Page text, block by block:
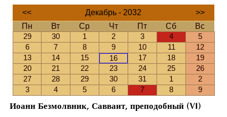
<< Декабрь - 2032
>>
Пн
Вт Ср Чт Пт Сб
Вс
29
30 1 2 3 4
5
6
7 8 9 10 11
12
13
14 15 16 17 18
19
20
21 22 23 24 25
26
27
28 29 30 31 1
2
3
4 5 6 7 8 9
Иоанн Безмолвник, Савваит, преподобный (VI)